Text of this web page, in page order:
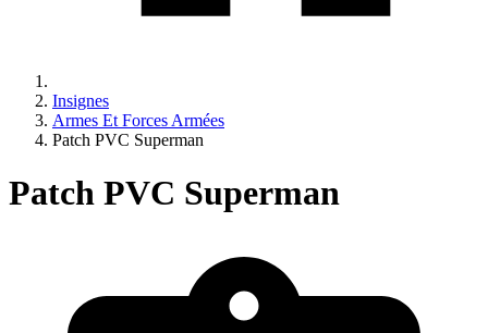
Insignes
Armes Et Forces Armées
Patch PVC Superman
Patch PVC Superman